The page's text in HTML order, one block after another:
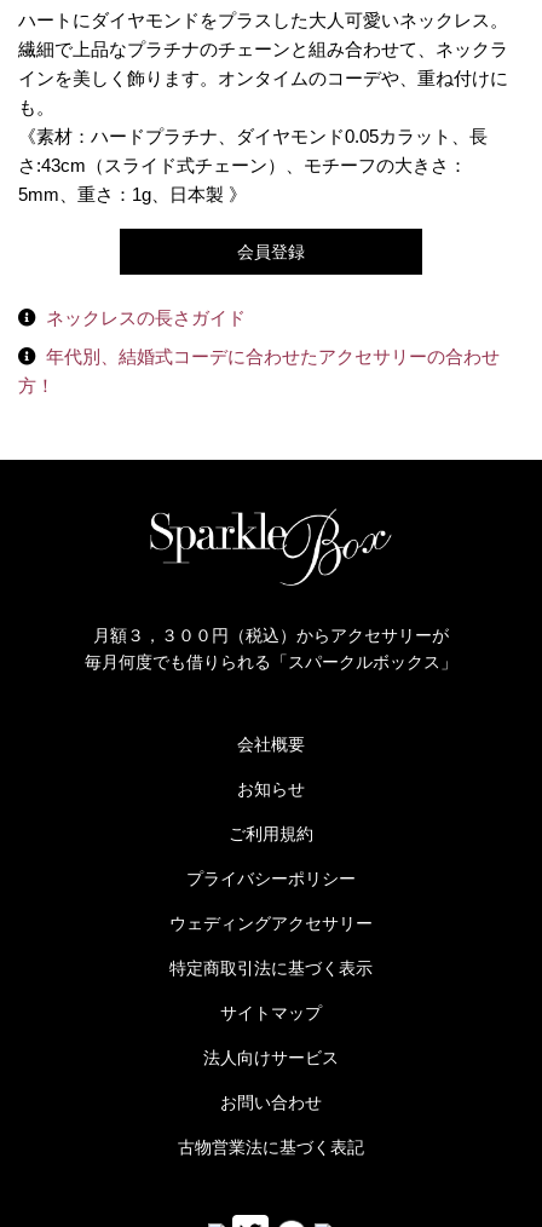
ハートにダイヤモンドをプラスした大人可愛いネックレス。
繊細で上品なプラチナのチェーンと組み合わせて、ネックラ
インを美しく飾ります。オンタイムのコーデや、重ね付けに
も。
《素材：ハードプラチナ、ダイヤモンド0.05カラット、長
さ:43cm（スライド式チェーン）、モチーフの大きさ：
5mm、重さ：1g、日本製 》
会員登録
ネックレスの長さガイド
年代別、結婚式コーデに合わせたアクセサリーの合わせ
方！
月額３，３００円（税込）からアクセサリーが
毎月何度でも借りられる「スパークルボックス」
会社概要
お知らせ
ご利用規約
プライバシーポリシー
ウェディングアクセサリー
特定商取引法に基づく表示
サイトマップ
法人向けサービス
お問い合わせ
古物営業法に基づく表記